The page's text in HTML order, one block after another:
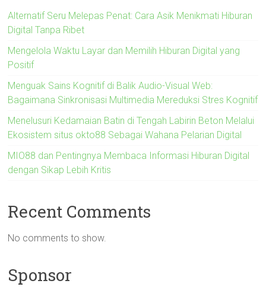
Alternatif Seru Melepas Penat: Cara Asik Menikmati Hiburan
Digital Tanpa Ribet
Mengelola Waktu Layar dan Memilih Hiburan Digital yang
Positif
Menguak Sains Kognitif di Balik Audio-Visual Web:
Bagaimana Sinkronisasi Multimedia Mereduksi Stres Kognitif
Menelusuri Kedamaian Batin di Tengah Labirin Beton Melalui
Ekosistem situs okto88 Sebagai Wahana Pelarian Digital
MIO88 dan Pentingnya Membaca Informasi Hiburan Digital
dengan Sikap Lebih Kritis
Recent Comments
No comments to show.
Sponsor